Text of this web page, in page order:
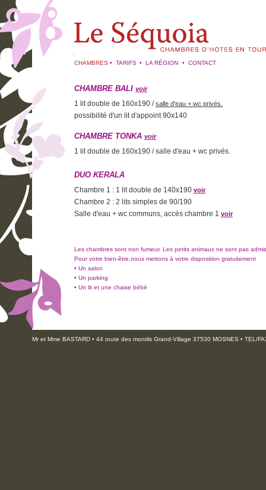
CHAMBRES • TARIFS • LA RÉGION • CONTACT
CHAMBRE BALI voir
1 lit double de 160x190 /salle d'eau + wc privés.
possibilité d'un lit d'appoint 90x140
CHAMBRE TONKA voir
1 lit double de 160x190 / salle d'eau + wc privés.
DUO KERALA
Chambre 1 : 1 lit double de 140x190 voir
Chambre 2 : 2 lits simples de 90/190
Salle d'eau + wc communs, accés chambre 1 voir
Les chambres sont non fumeur. Les petits animaux ne sont pas
Pour votre bien-être,nous mettons à votre disposition gratuitement
• Un salon
• Un parking
• Un lit et une chaise bébé
Mr et Mme BASTARD • 44 route des montils Grand-Village 37530 MOSNES • TEL/